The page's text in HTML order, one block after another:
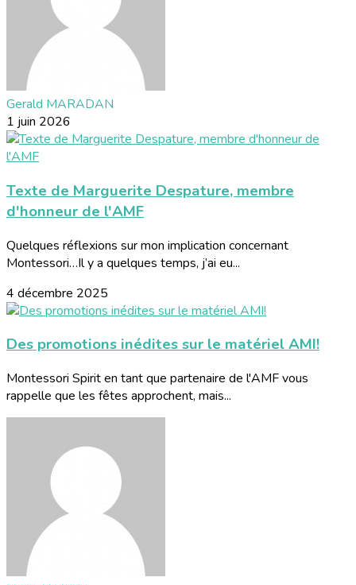
Gerald MARADAN
1 juin 2026
Texte de Marguerite Despature, membre
d'honneur de l'AMF
Quelques réflexions sur mon implication concernant
Montessori…Il y a quelques temps, j’ai eu...
4 décembre 2025
Des promotions inédites sur le matériel AMI!
Montessori Spirit en tant que partenaire de l'AMF vous
rappelle que les fêtes approchent, mais...